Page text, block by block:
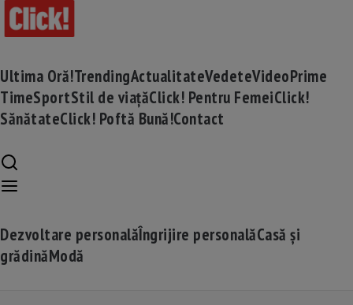
Ultima Oră!TrendingActualitateVedeteVideoPrime
TimeSportStil de viațăClick! Pentru FemeiClick!
SănătateClick! Poftă Bună!Contact
Dezvoltare personalăÎngrijire personalăCasă și
grădinăModă